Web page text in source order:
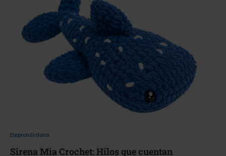
Emprendedores
Sirena Mia Crochet: Hilos que cuentan